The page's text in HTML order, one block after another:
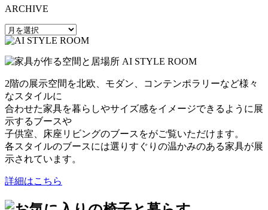
ARCHIVE
2階の展示空間を北欧、モダン、コンテンポラリーなど様々
なスタイルに
合わせた家具を暮らしやサイズ感をイメージできるように展
示するブースや
子供室、床座リビングのブースをがご覧いただけます。
各スタイルのブースには選りすぐりの温かみのある家具が展
示されています。
詳細はこちら